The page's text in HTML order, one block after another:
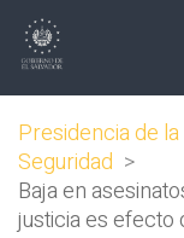
Presidencia de
Seguridad >
Baja en
justicia es efecto